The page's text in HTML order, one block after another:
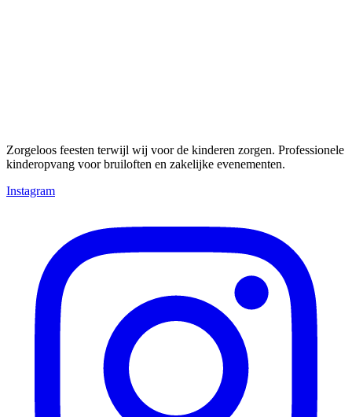
Zorgeloos feesten terwijl wij voor de kinderen zorgen. Professionele
kinderopvang voor bruiloften en zakelijke evenementen.
Instagram